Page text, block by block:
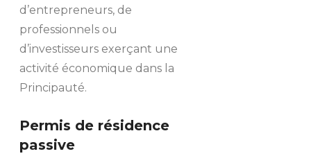
d’entrepreneurs, de
professionnels ou
d’investisseurs exerçant une
activité économique dans la
Principauté.
Permis de résidence
passive